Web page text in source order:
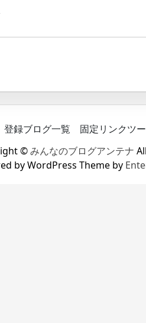
登録ブログ一覧 固定リンクツ
©みんなのブログアンテナ
by WordPress Theme by